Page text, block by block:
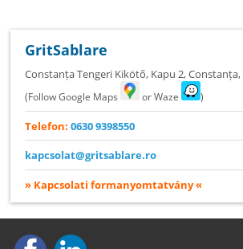
GritSablare
Constanța Tengeri Kikötő, Kapu 2,Constanța,
(Follow Google Maps or Waze )
Telefon: 0630 9398550
kapcsolat@gritsablare.ro
» Kapcsolati formanyomtatvány «